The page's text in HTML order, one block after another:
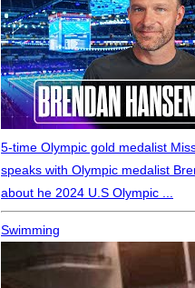
5-time Olympic gold medalist
speaks with Olympic medalist
about he 2024 U.S Olympic ...
Swimming